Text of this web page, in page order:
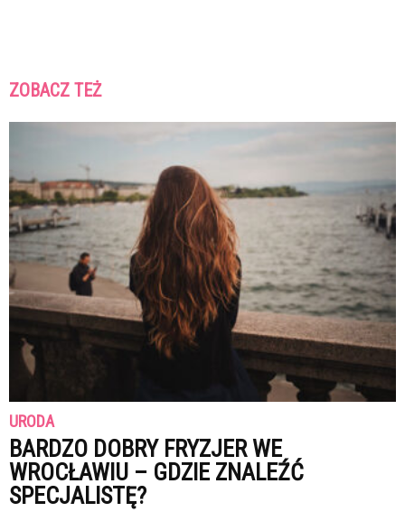
ZOBACZ TEŻ
URODA
BARDZO DOBRY FRYZJER WE
WROCŁAWIU – GDZIE ZNALEŹĆ
SPECJALISTĘ?